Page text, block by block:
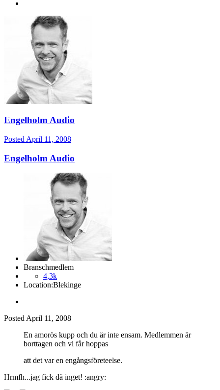
Engelholm Audio
Posted April 11, 2008
Engelholm Audio
Branschmedlem
4,3k
Location:Blekinge
PostedApril 11, 2008
En amorös kupp och du är inte ensam. Medlemmen är
borttagen och vi får hoppas
att det var en engångsföreteelse.
Hrmfh...jag fick då inget! :angry: